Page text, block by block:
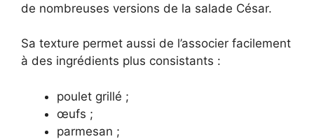
de nombreuses versions de la salade César.
Sa texture permet aussi de l’associer facilement
à des ingrédients plus consistants :
poulet grillé ;
œufs ;
parmesan ;